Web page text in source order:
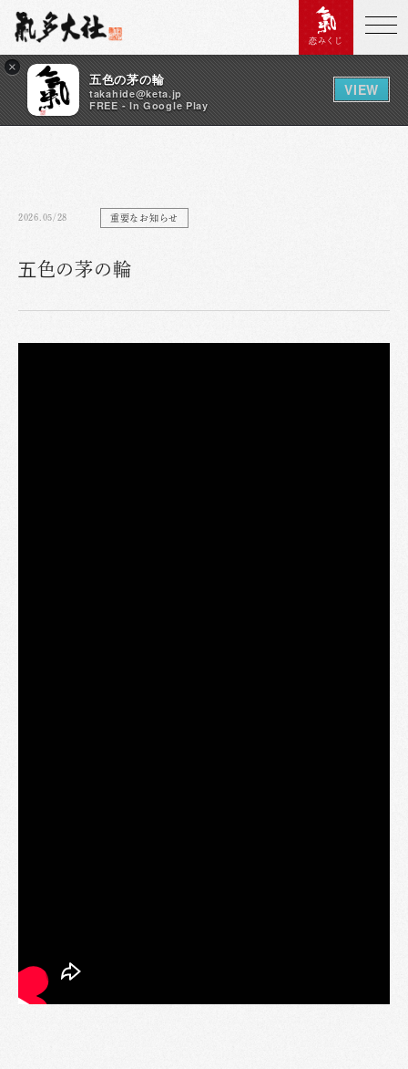
×
五色の茅の輪
takahide@keta.jp
FREE - In Google Play
VIEW
恋みくじ
2026.05/28 重要なお知らせ
五色の茅の輪